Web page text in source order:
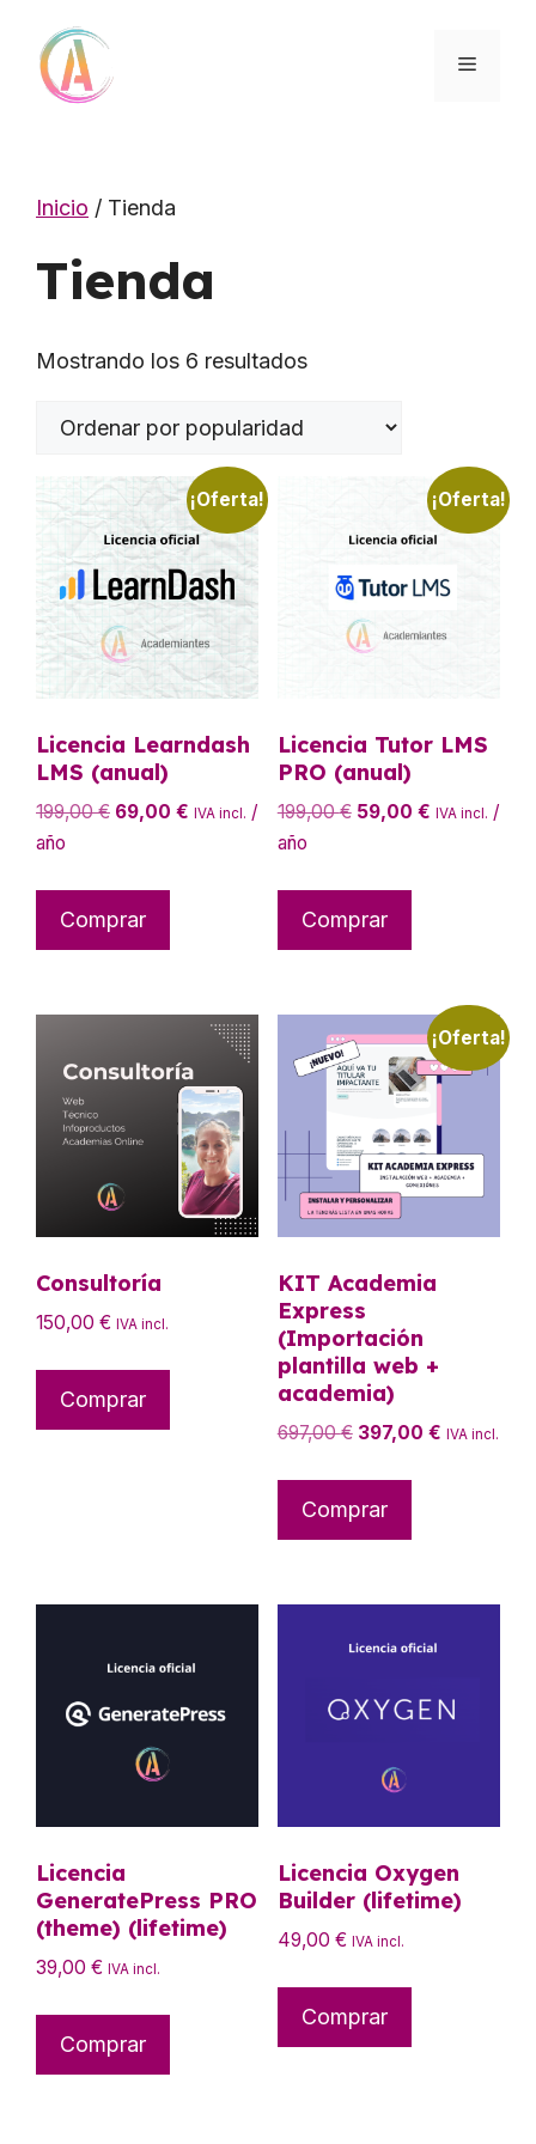
contenido
MENÚ
Inicio / Tienda
Tienda
Mostrando los 6 resultadosOrdenado
popularidad
¡Oferta!
Licencia Learndash
LMS (anual)
199,00€ El
69,00 € ElIVA incl. /
año
Comprar
¡Oferta!
Licencia Tutor LMS
PRO (anual)
199,00€ El
59,00 €ElIVA incl. /
año
Comprar
Consultoría
150,00 € IVA incl.
Comprar
¡Oferta!
KIT Academia
Express
(Importación
plantilla web +
academia)
697,00€ El
era:
397,00 €ElIVA incl.
Comprar
Licencia
GeneratePress PRO
(theme) (lifetime)
39,00 € IVA incl.
Comprar
Licencia Oxygen
Builder (lifetime)
49,00 € IVA incl.
Comprar